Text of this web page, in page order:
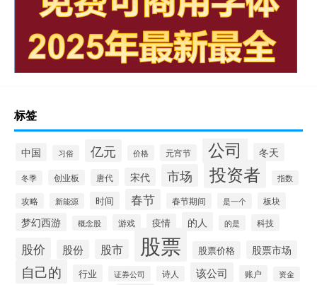
标签
中国 习俗 亿元 价格 元宵节 公司 冬天
冬季 创业板 唐代 宋代 市场 投资者 指数
攻略 新能源 时间 春节 春节期间 是一个 板块
梦幻西游 概念股 游戏 疫情 的人 的是 科技
股价 股份 股市 股票 股票价格 股票市场
自己的 行业 证券公司 诗人 该公司 账户 资金